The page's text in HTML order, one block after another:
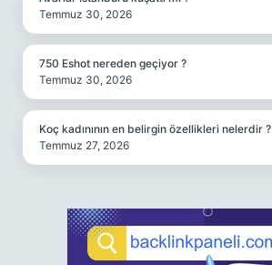
Temmuz 30, 2026
750 Eshot nereden geçiyor ?
Temmuz 30, 2026
Koç kadınının en belirgin özellikleri nelerdir ?
Temmuz 27, 2026